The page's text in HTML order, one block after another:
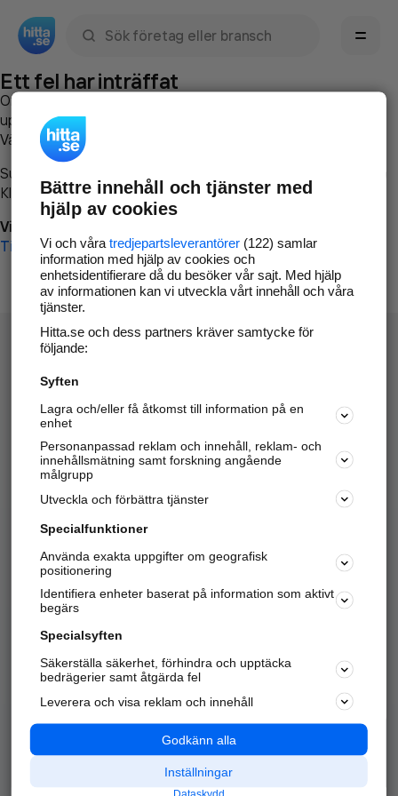
Ett fel har inträffat
Om du vill kan du
uppstod så att vi lättare och snabbare kan avhjälpa det.
Vänligen försök med följande:
Surfa till
Klicka påTillbaka-knappen i webbläsaren och försök igen
Vi beklagar besväret!
Till startsidan
Hitta.se - Gratis nummerupplysning.
Sök företag, personer och platser.
Hitta telefonnummer, adresser, företagsinfo mm.
Marknadsför företaget
Kom igång och annonsera mot
samarbetspartners nära dig.
Alla kategorier
Populära sökningar
API & Kartor
Annonsera
Integritet
Nödnummer
Bättre innehåll och tjänster med
hjälp av cookies
Vi och våra tredjepartsleverantörer(122) samlar
information med hjälp av cookies och
enhetsidentifierare då du besöker vår sajt. Med hjälp
av informationen kan vi utveckla vårt innehåll och våra
tjänster.
Hitta.se och dess partners kräver samtycke för
följande:
Syften
Lagra och/eller få åtkomst till information på en
enhet
Personanpassad reklam och innehåll, reklam- och
innehållsmätning samt forskning angående
målgrupp
Utveckla och förbättra tjänster
Specialfunktioner
Använda exakta uppgifter om geografisk
positionering
Identifiera enheter baserat på information som aktivt
begärs
Specialsyften
Säkerställa säkerhet, förhindra och upptäcka
bedrägerier samt åtgärda fel
Leverera och visa reklam och innehåll
Godkänn alla
Inställningar
Dataskydd